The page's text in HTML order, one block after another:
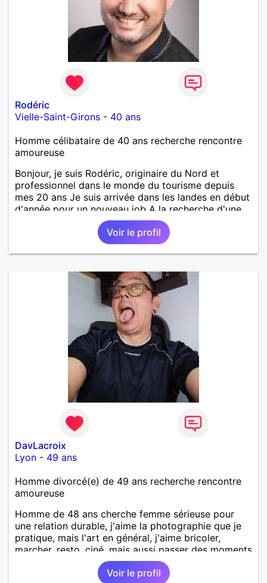
Rodéric
Vielle-Saint-Girons - 40 ans
Homme célibataire de 40 ans recherche rencontre
amoureuse
Bonjour, je suis Rodéric, originaire du Nord et
professionnel dans le monde du tourisme depuis
mes 20 ans Je suis arrivée dans les landes en début
d'année pour un nouveau job A la recherche d'une
personne avec qui découvrir, partager et pourquoi
pas aimer ;) Je suis quelqu'un d'humain, sociable
avec une pointe de taquinerie ;) Au plaisir :)
Voir le profil
DavLacroix
Lyon - 49 ans
Homme divorcé(e) de 49 ans recherche rencontre
amoureuse
Homme de 48 ans cherche femme sérieuse pour
une relation durable, j'aime la photographie que je
pratique, mais l'art en général, j'aime bricoler,
marcher, resto, ciné, mais aussi passer des moments
calme devant un bon film ou une série avec un
plateau repas. le reste est à découvrir.
Voir le profil